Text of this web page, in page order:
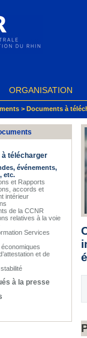
ORGANISATION
> Documents à
à télécharger
événements,
etc.
et Rapports
accords et
intérieur
de la CCNR
relatives à la voie
Services
et de
à la presse